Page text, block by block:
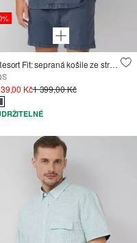
Resort Fit: sepraná košile ze strukturovaného materiálu
Kč1 399,00 Kč